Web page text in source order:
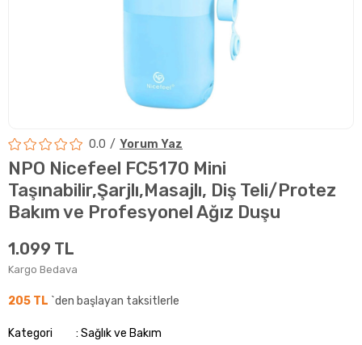
0.0 Yorum Yaz
NPO Nicefeel FC5170 Mini
Taşınabilir,Şarjlı,Masajlı, Diş Teli/Protez
Bakım ve Profesyonel Ağız Duşu
1.099 TL
Kargo Bedava
205 TL `den başlayan taksitlerle
Kategori
Sağlık ve Bakım